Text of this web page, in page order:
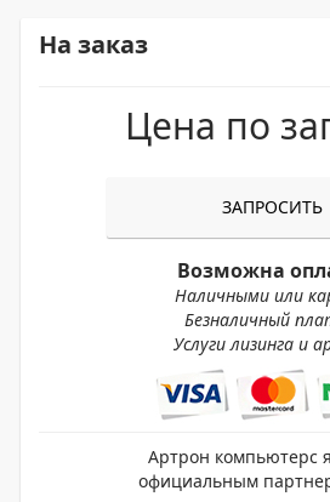
На заказ
Цена по
ЗАПРОСИТЬ
Возможна
Наличными или
Безналичный
Услуги лизинга и
Артрон компьютерс
официальным